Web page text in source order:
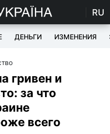
RU
ДЕНЬГИ ИЗМЕНЕНИЯ
гривен и
за что
всего